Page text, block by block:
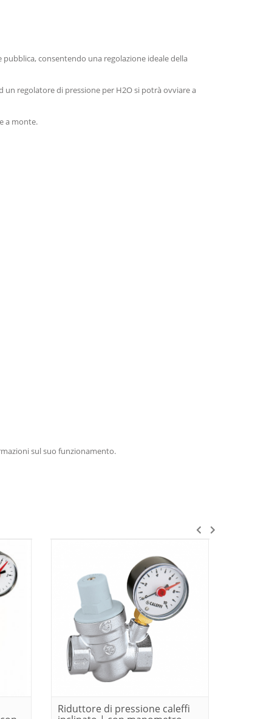
consentendo una regolazione ideale della
regolatore di pressione per H2O si potrà ovviare a
a monte.
sul suo funzionamento.
Riduttore di pressione caleffi